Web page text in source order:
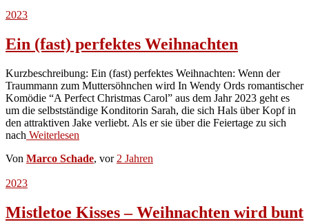
2023
Ein (fast) perfektes Weihnachten
Kurzbeschreibung: Ein (fast) perfektes Weihnachten: Wenn der
Traummann zum Muttersöhnchen wird In Wendy Ords romantischer
Komödie “A Perfect Christmas Carol” aus dem Jahr 2023 geht es
um die selbstständige Konditorin Sarah, die sich Hals über Kopf in
den attraktiven Jake verliebt. Als er sie über die Feiertage zu sich
nach Weiterlesen
Von Marco Schade, vor 2 Jahren
2023
Mistletoe Kisses – Weihnachten wird bunt